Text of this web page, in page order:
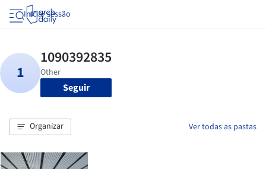
Iniciar sessão
Seguir
Organizar Ver todas as pastas